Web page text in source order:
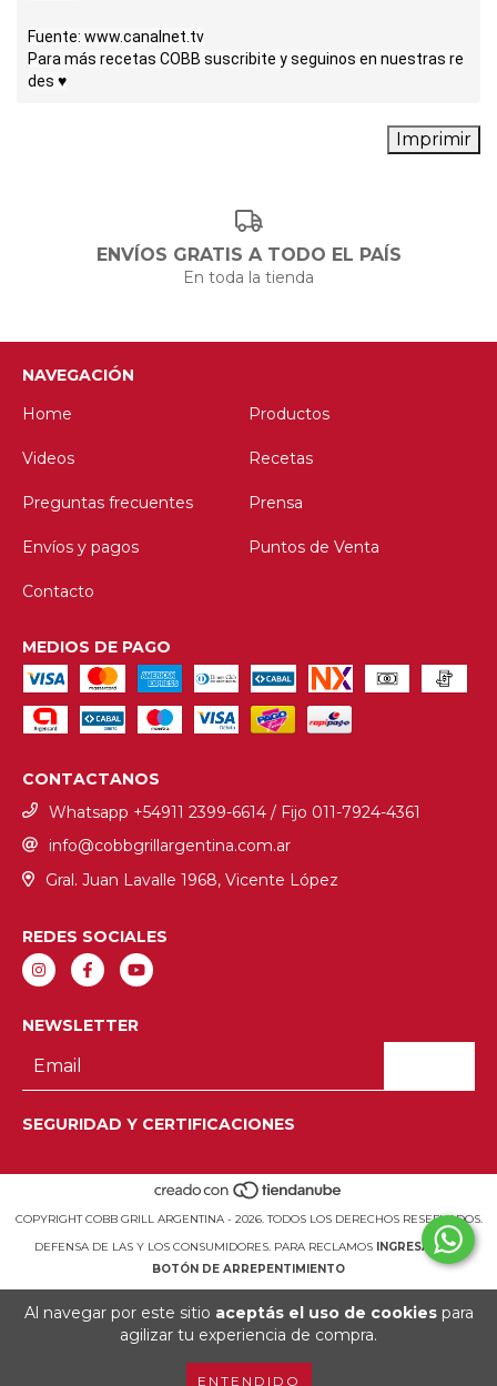
Al navegar por este sitio aceptás el uso de cookiespara
agilizar tu experiencia de compra.
ENTENDIDO
Fuente: www.canalnet.tv
Para más recetas COBB suscribite y seguinos en nuestras re
des ♥
ENVÍOS GRATIS A TODO EL PAÍS
En toda la tienda
NAVEGACIÓN
Home
Productos
Videos Recetas
Preguntas frecuentes Prensa
Envíos y pagos Puntos de Venta
Contacto
MEDIOS DE PAGO
CONTACTANOS
Whatsapp +54911 2399-6614 / Fijo ‎011-7924-4361
info@cobbgrillargentina.com.ar
Gral. Juan Lavalle 1968, Vicente López
REDES SOCIALES
NEWSLETTER
SEGURIDAD Y CERTIFICACIONES
COPYRIGHT COBB GRILL ARGENTINA - 2026. TODOS LOS DERECHOS RESERVADOS.
DEFENSA DE LAS Y LOS CONSUMIDORES. PARA RECLAMOS
INGRESÁ ACÁ.
BOTÓN DE ARREPENTIMIENTO